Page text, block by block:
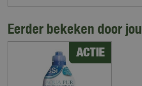
Eerder bekeken door jou